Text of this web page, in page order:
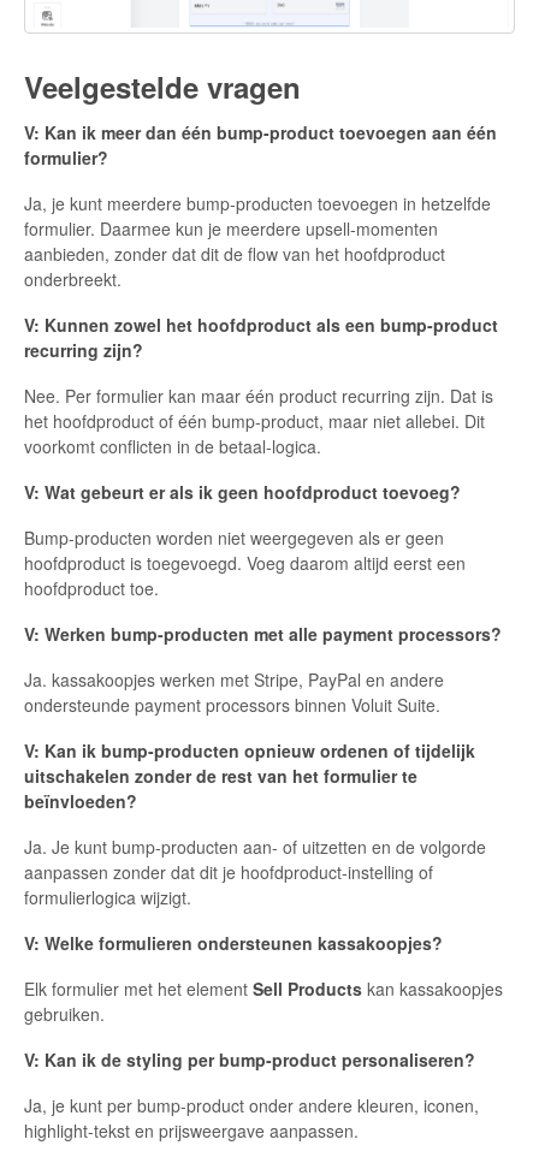
Veelgestelde vragen
V: Kan ik meer dan één bump-product toevoegen aan één
formulier?
Ja, je kunt meerdere bump-producten toevoegen in hetzelfde
formulier. Daarmee kun je meerdere upsell-momenten
aanbieden, zonder dat dit de flow van het hoofdproduct
onderbreekt.
V: Kunnen zowel het hoofdproduct als een bump-product
recurring zijn?
Nee. Per formulier kan maar één product recurring zijn. Dat is
het hoofdproduct of één bump-product, maar niet allebei. Dit
voorkomt conflicten in de betaal-logica.
V: Wat gebeurt er als ik geen hoofdproduct toevoeg?
Bump-producten worden niet weergegeven als er geen
hoofdproduct is toegevoegd. Voeg daarom altijd eerst een
hoofdproduct toe.
V: Werken bump-producten met alle payment processors?
Ja. kassakoopjes werken met Stripe, PayPal en andere
ondersteunde payment processors binnen Voluit Suite.
V: Kan ik bump-producten opnieuw ordenen of tijdelijk
uitschakelen zonder de rest van het formulier te
beïnvloeden?
Ja. Je kunt bump-producten aan- of uitzetten en de volgorde
aanpassen zonder dat dit je hoofdproduct-instelling of
formulierlogica wijzigt.
V: Welke formulieren ondersteunen kassakoopjes?
Elk formulier met het element Sell Products kan kassakoopjes
gebruiken.
V: Kan ik de styling per bump-product personaliseren?
Ja, je kunt per bump-product onder andere kleuren, iconen,
highlight-tekst en prijsweergave aanpassen.